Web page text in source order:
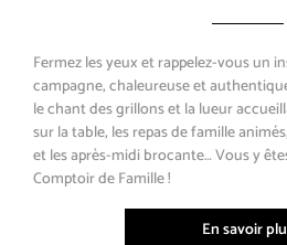
Fermez les yeux et rappelez-vous un
campagne, chaleureuse et
le chant des grillons et la lueur
sur la table, les repas de famille
et les après-midi brocante… Vous y
Comptoir de Famille !
En savoir